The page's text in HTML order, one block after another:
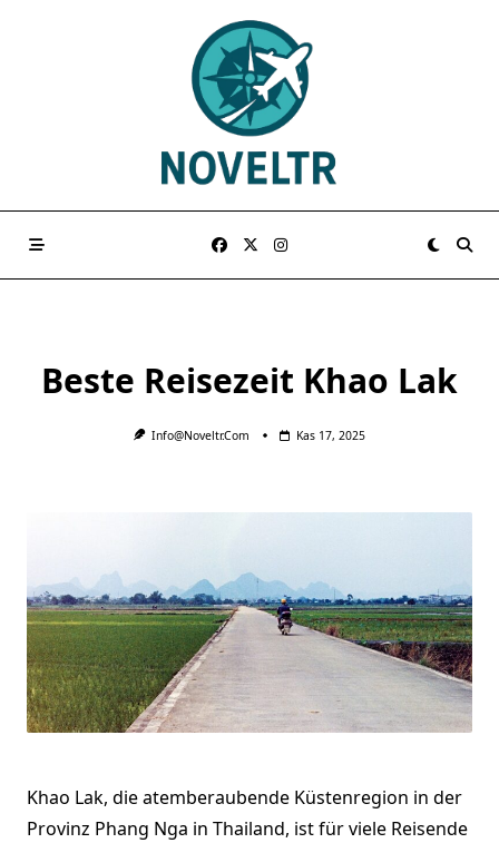
Beste Reisezeit Khao Lak
Info@noveltr.com Kas 17, 2025
Khao Lak, die atemberaubende Küstenregion in der
Provinz Phang Nga in Thailand, ist für viele Reisende